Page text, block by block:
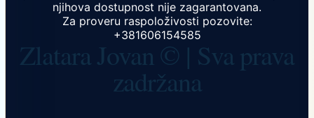
njihova dostupnost nije zagarantovana.
Za proveru raspoloživosti pozovite:
+381606154585
Zlatara Jovan © | Sva prava
zadržana